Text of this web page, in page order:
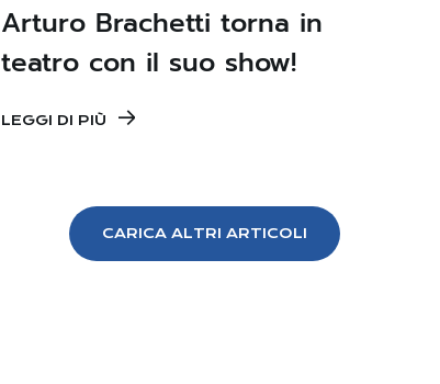
Arturo Brachetti torna in
teatro con il suo show!
LEGGI DI PIÙ
CARICA ALTRI ARTICOLI